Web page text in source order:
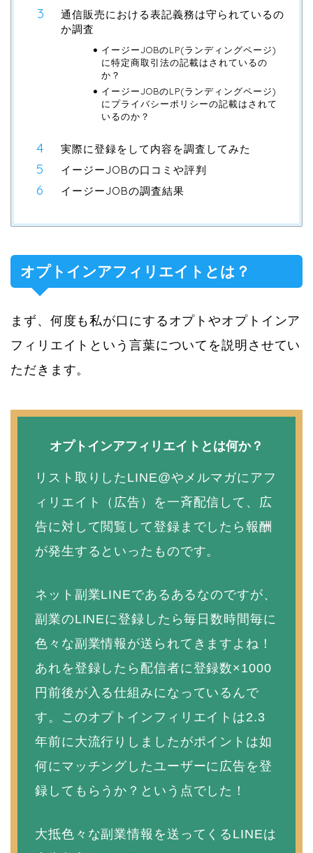
通信販売における表記義務は守られているの
か調査
イージーJOBのLP(ランディングページ)
に特定商取引法の記載はされているの
か？
イージーJOBのLP(ランディングページ)
にプライバシーポリシーの記載はされて
いるのか？
実際に登録をして内容を調査してみた
イージーJOBの口コミや評判
イージーJOBの調査結果
オプトインアフィリエイトとは？
まず、何度も私が口にするオプトやオプトインア
フィリエイトという言葉についてを説明させてい
ただきます。
オプトインアフィリエイトとは何か？
リスト取りしたLINE@やメルマガにアフ
ィリエイト（広告）を一斉配信して、広
告に対して閲覧して登録までしたら報酬
が発生するといったものです。
ネット副業LINEであるあるなのですが、
副業のLINEに登録したら毎日数時間毎に
色々な副業情報が送られてきますよね！
あれを登録したら配信者に登録数×1000
円前後が入る仕組みになっているんで
す。このオプトインフィリエイトは2.3
年前に大流行りしましたがポイントは如
何にマッチングしたユーザーに広告を登
録してもらうか？という点でした！
大抵色々な副業情報を送ってくるLINEは